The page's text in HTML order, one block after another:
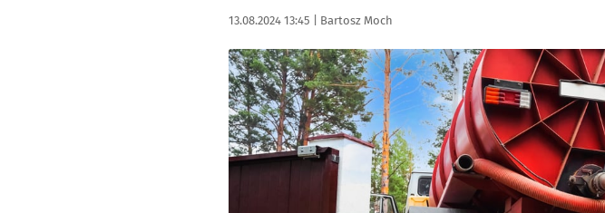
Data publikacji:
13.08.2024 13:45 | Autor:
Bartosz Moch
Kliknij, aby powiększyć